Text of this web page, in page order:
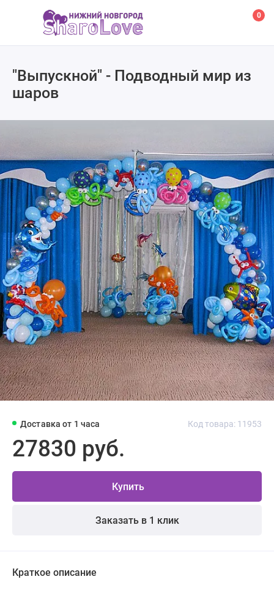
0
"Выпускной" - Подводный мир из
шаров
Доставка от 1 часа Код товара: 11953
27830 руб.
Купить
Заказать в 1 клик
Краткое описание